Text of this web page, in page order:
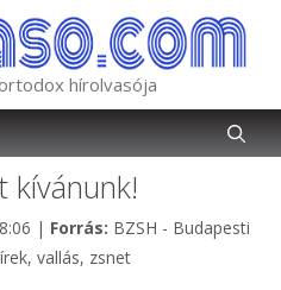
hírolvasója
kívánunk!
| Forrás: Kategória
BZSH - Budapesti
, vallás, zsnet